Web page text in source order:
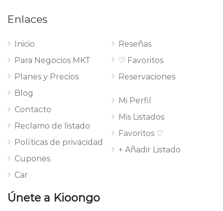
Enlaces
Inicio
Para Negocios MKT
Planes y Precios
Blog
Contacto
Reclamo de listado
Políticas de privacidad
Cupones
Car
Reseñas
♡ Favoritos
Reservaciones
Mi Perfil
Mis Listados
Favoritos ♡
+ Añadir Listado
Únete a Kioongo